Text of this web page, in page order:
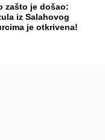
zašto je došao:
iz Salahovog
je otkrivena!